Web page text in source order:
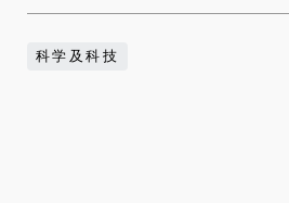
科学及科技